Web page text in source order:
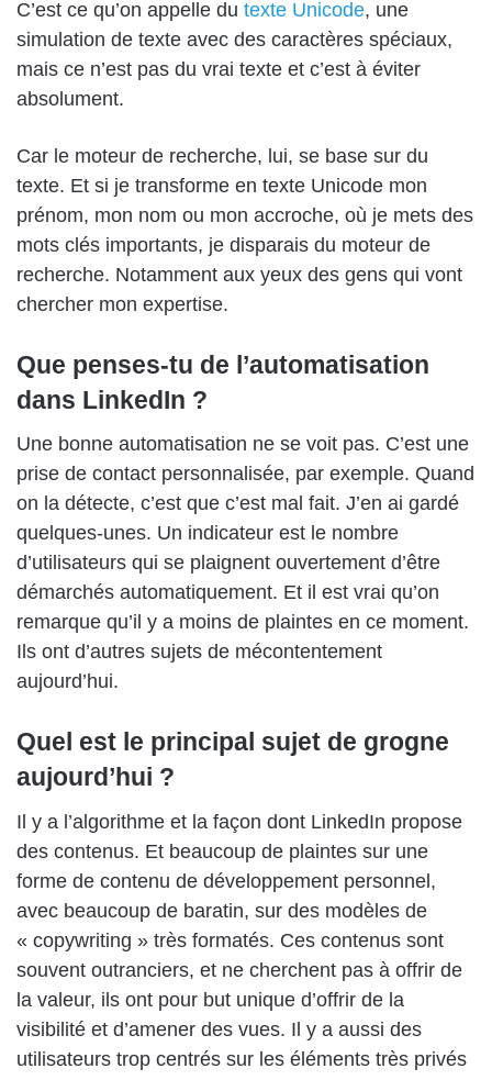
C’est ce qu’on appelle du texte Unicode, une
simulation de texte avec des caractères spéciaux,
mais ce n’est pas du vrai texte et c’est à éviter
absolument.
Car le moteur de recherche, lui, se base sur du
texte. Et si je transforme en texte Unicode mon
prénom, mon nom ou mon accroche, où je mets des
mots clés importants, je disparais du moteur de
recherche. Notamment aux yeux des gens qui vont
chercher mon expertise.
Que penses-tu de l’automatisation
dans LinkedIn ?
Une bonne automatisation ne se voit pas. C’est une
prise de contact personnalisée, par exemple. Quand
on la détecte, c’est que c’est mal fait. J’en ai gardé
quelques-unes. Un indicateur est le nombre
d’utilisateurs qui se plaignent ouvertement d’être
démarchés automatiquement. Et il est vrai qu’on
remarque qu’il y a moins de plaintes en ce moment.
Ils ont d’autres sujets de mécontentement
aujourd’hui.
Quel est le principal sujet de grogne
aujourd’hui ?
Il y a l’algorithme et la façon dont LinkedIn propose
des contenus. Et beaucoup de plaintes sur une
forme de contenu de développement personnel,
avec beaucoup de baratin, sur des modèles de
« copywriting » très formatés. Ces contenus sont
souvent outranciers, et ne cherchent pas à offrir de
la valeur, ils ont pour but unique d’offrir de la
visibilité et d’amener des vues. Il y a aussi des
utilisateurs trop centrés sur les éléments très privés